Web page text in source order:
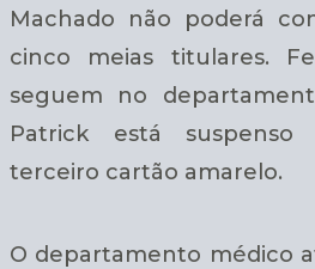
Machado não poderá
cinco meias titulares.
seguem no
Patrick está
terceiro cartão amarelo.
O departamento médico